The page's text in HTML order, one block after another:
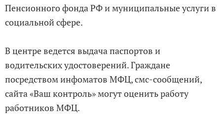
Пенсионного фонда РФ и муниципальные услуги в
социальной сфере.
В центре ведется выдача паспортов и
водительских удостоверений. Граждане
посредством инфоматов МФЦ, смс-сообщений,
сайта «Ваш контроль» могут оценить работу
работников МФЦ.